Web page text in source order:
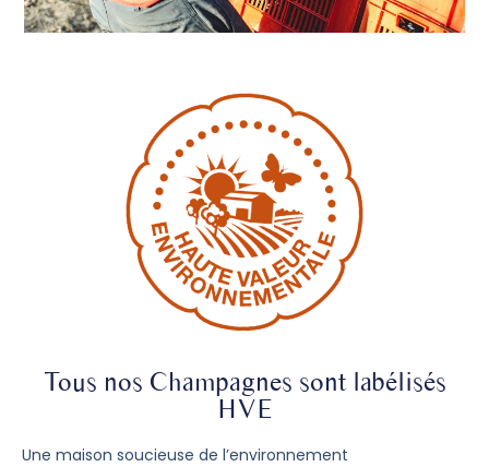
Tous nos Champagnes sont labélisés
HVE
Une maison soucieuse de l’environnement